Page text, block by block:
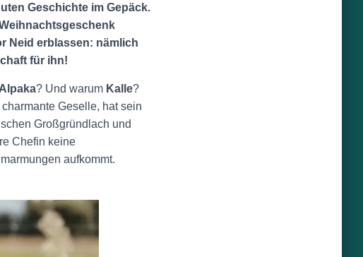
Geschichte im Gepäck.
Neid erblassen: nämlich
für ihn!
Alpaka? Und warum Kalle?
Geselle, hat sein
Großgründlach und
Chefin keine
aufkommt.